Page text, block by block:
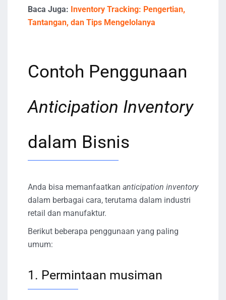
Baca Juga: Inventory Tracking: Pengertian,
Tantangan, dan Tips Mengelolanya
Contoh Penggunaan
Anticipation Inventory
dalam Bisnis
Anda bisa memanfaatkan anticipation inventory
dalam berbagai cara, terutama dalam industri
retail dan manufaktur.
Berikut beberapa penggunaan yang paling
umum:
1. Permintaan musiman